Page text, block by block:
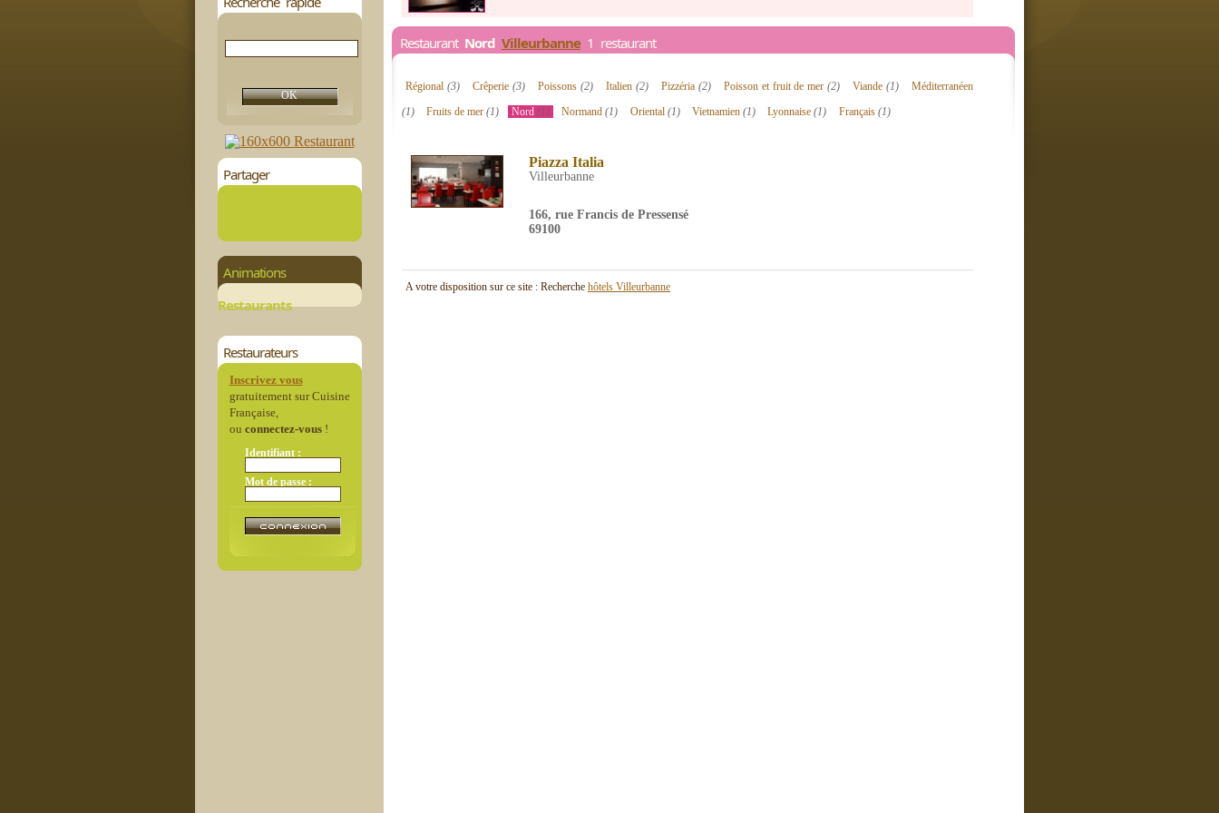
Partager
Animations
Restaurants
Restaurateurs
Inscrivez vous
gratuitement sur Cuisine
Française,
ou connectez-vous!
Identifiant :
Mot de passe :
Restaurant Nord Villeurbanne1 restaurant
Régional (3) Crêperie (3) Poissons (2) Italien (2) Pizzéria (2) Poisson et fruit de mer (2) Viande (1)
Méditerranéen
(1)
Fruits de mer(1) Nord (1) Normand(1) Oriental (1) Vietnamien (1) Lyonnaise(1) Français (1)
Piazza Italia
Villeurbanne
166, rue Francis de Pressensé
69100
A votre disposition sur ce site : Recherche hôtels Villeurbanne